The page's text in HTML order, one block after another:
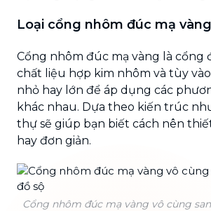
Loại cổng nhôm đúc mạ
Cổng nhôm đúc mạ vàng là cổng
chất liệu hợp kim nhôm và tùy
nhỏ hay lớn để áp dụng các
khác nhau. Dựa theo kiến trúc
thự sẽ giúp bạn biết cách nên
hay đơn giản.
Cổng nhôm đúc mạ vàng vô cùng